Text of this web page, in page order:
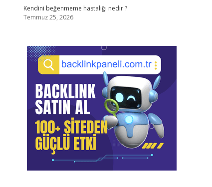
Kendini beğenmeme hastalığı nedir ?
Temmuz 25, 2026